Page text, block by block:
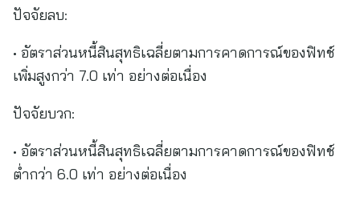
ปัจจัยลบ:
• อัตราส่วนหนี้สินสุทธิเฉลี่ยตามการคาดการณ์ของฟิทช์
เพิ่มสูงกว่า 7.0 เท่า อย่างต่อเนื่อง
ปัจจัยบวก:
• อัตราส่วนหนี้สินสุทธิเฉลี่ยตามการคาดการณ์ของฟิทช์
ต่ำกว่า 6.0 เท่า อย่างต่อเนื่อง